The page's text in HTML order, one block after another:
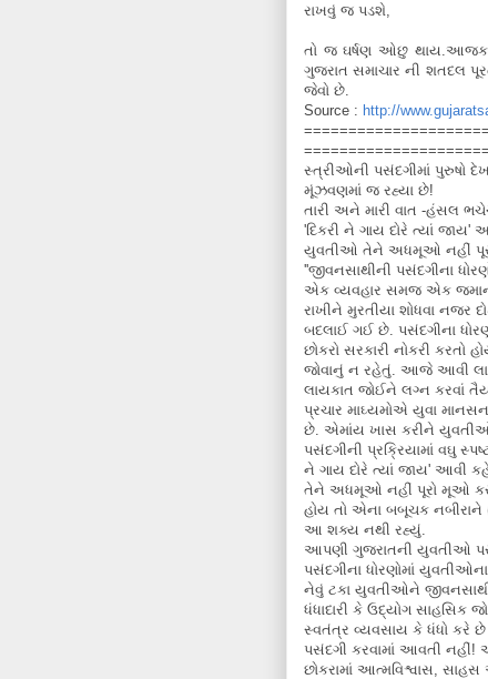
રાખવું જ પડશે,
તો જ ઘર્ષણ ઓછુ
ગુજરાત સમાચાર ની શતદલ
જેવો છે.
Source : http://
સ્ત્રીઓની પસંદગીમાં પુરુષો
મૂંઝવણમાં જ રહ્યા છે!
તારી અને મારી વાત -હંસલ
'દિકરી ને ગાય દોરે ત્યાં
યુવતીઓ તેને અધમૂઓ નહીં
''જીવનસાથીની પસંદગીના
એક વ્યવહાર સમજ એક
રાખીને મુરતીયા શોધવા નજર
બદલાઈ ગઈ છે. પસંદગીના
છોકરો સરકારી નોકરી
જોવાનું ન રહેતું. આજે આવી
લાયકાત જોઈને લગ્ન કરવાં
પ્રચાર માઘ્યમોએ યુવા
છે. એમાંય ખાસ કરીને
પસંદગીની પ્રક્રિયામાં વઘુ
ને ગાય દોરે ત્યાં જાય' આવી
તેને અધમૂઓ નહીં પૂરો મૂઓ
હોય તો એના બબૂચક નબીરાને
આ શક્ય નથી રહ્યું.
આપણી ગુજરાતની યુવતીઓ પર
પસંદગીના ધોરણોમાં
નેવું ટકા યુવતીઓને
ધંધાદારી કે ઉદ્યોગ
સ્વતંત્ર વ્યવસાય કે ધંધો કરે
પસંદગી કરવામાં આવતી નહીં!
છોકરામાં આત્મવિશ્વાસ,